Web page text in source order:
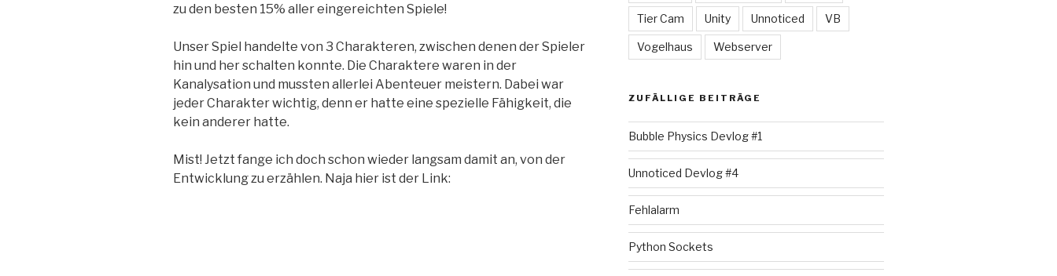
zu den besten 15% aller eingereichten Spiele!
Unser Spiel handelte von 3 Charakteren, zwischen denen der Spieler
hin und her schalten konnte. Die Charaktere waren in der
Kanalysation und mussten allerlei Abenteuer meistern. Dabei war
jeder Charakter wichtig, denn er hatte eine spezielle Fähigkeit, die
kein anderer hatte.
Mist! Jetzt fange ich doch schon wieder langsam damit an, von der
Entwicklung zu erzählen. Naja hier ist der Link:
Tier Cam Unity Unnoticed VB
Vogelhaus Webserver
ZUFÄLLIGE BEITRÄGE
Bubble Physics Devlog #1
Unnoticed Devlog #4
Fehlalarm
Python Sockets